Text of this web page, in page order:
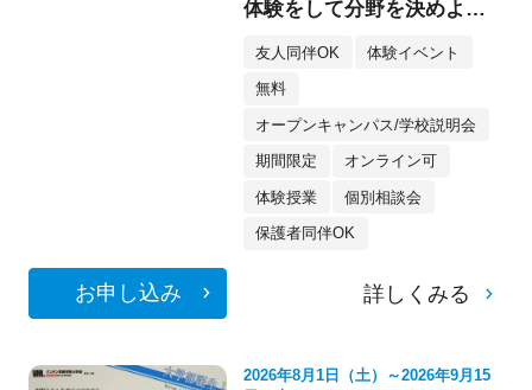
体験をして分野を決めよ
う！《デザイン・イラス
友人同伴OK 体験イベント
無料
オープンキャンパス/学校説明会
期間限定 オンライン可
体験授業 個別相談会
保護者同伴OK
お申し込み 詳しくみる
2026年8月1日（土）～2026年9月15